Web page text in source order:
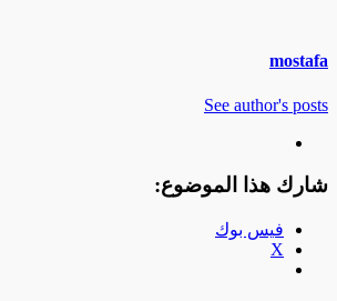
mostafa
See author's posts
شارك هذا الموضوع:
فيس بوك
X